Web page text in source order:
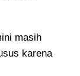
masih
karena